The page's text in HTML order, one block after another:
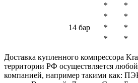
*
*
14 бар
* *
*
*
*
*
Доставка купленного компрессора
территории РФ осуществляется
компанией, например такими как: